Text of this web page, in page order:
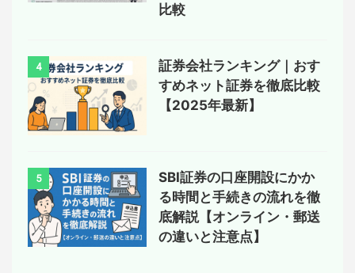
比較
4
証券会社ランキング｜おす
すめネット証券を徹底比較
【2025年最新】
5
SBI証券の口座開設にかか
る時間と手続きの流れを徹
底解説【オンライン・郵送
の違いと注意点】